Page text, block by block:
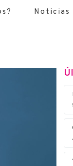
Noticias